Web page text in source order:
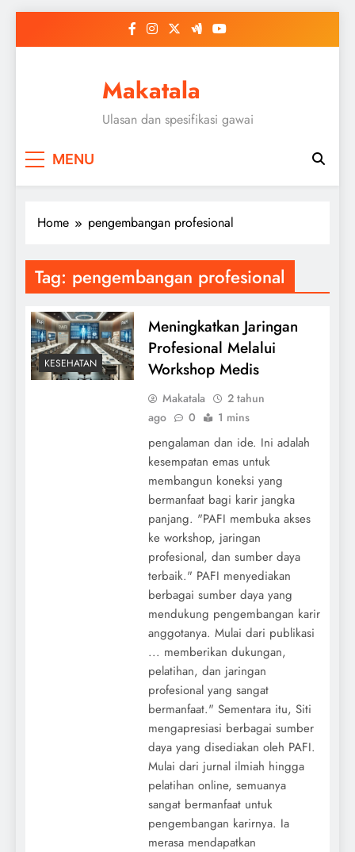
Makatala
Ulasan dan spesifikasi gawai
MENU
Home pengembangan profesional
Tag: pengembangan profesional
KESEHATAN
Meningkatkan Jaringan
Profesional Melalui
Workshop Medis
Makatala
2 tahun
ago
0 1 mins
pengalaman dan ide. Ini adalah
kesempatan emas untuk
membangun koneksi yang
bermanfaat bagi karir jangka
panjang. "PAFI membuka akses
ke workshop, jaringan
profesional, dan sumber daya
terbaik." PAFI menyediakan
berbagai sumber daya yang
mendukung pengembangan karir
anggotanya. Mulai dari publikasi
... memberikan dukungan,
pelatihan, dan jaringan
profesional yang sangat
bermanfaat." Sementara itu, Siti
mengapresiasi berbagai sumber
daya yang disediakan oleh PAFI.
Mulai dari jurnal ilmiah hingga
pelatihan online, semuanya
sangat bermanfaat untuk
pengembangan karirnya. Ia
merasa mendapatkan